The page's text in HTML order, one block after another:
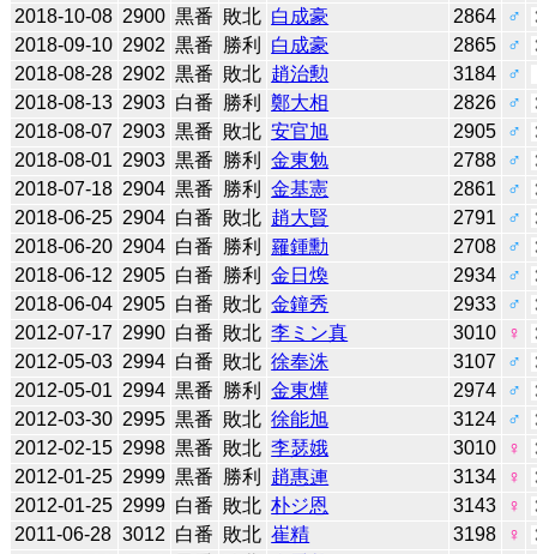
2018-10-08 2900 黒番 敗北 白成豪 2864
♂
2018-09-10 2902 黒番 勝利 白成豪 2865
♂
2018-08-28 2902 黒番 敗北 趙治勲 3184
♂
2018-08-13 2903 白番 勝利 鄭大相 2826
♂
2018-08-07 2903 黒番 敗北 安官旭 2905
♂
2018-08-01 2903 黒番 勝利 金東勉 2788
♂
2018-07-18 2904 黒番 勝利 金基憲 2861
♂
2018-06-25 2904 白番 敗北 趙大賢 2791
♂
2018-06-20 2904 白番 勝利 羅鍾勳 2708
♂
2018-06-12 2905 白番 勝利 金日煥 2934
♂
2018-06-04 2905 白番 敗北 金鐘秀 2933
♂
2012-07-17 2990 白番 敗北 李ミン真 3010
♀
2012-05-03 2994 白番 敗北 徐奉洙 3107
♂
2012-05-01 2994 黒番 勝利 金東燁 2974
♂
2012-03-30 2995 黒番 敗北 徐能旭 3124
♂
2012-02-15 2998 黒番 敗北 李瑟娥 3010
♀
2012-01-25 2999 黒番 勝利 趙惠連 3134
♀
2012-01-25 2999 白番 敗北 朴ジ恩 3143
♀
2011-06-28 3012 白番 敗北 崔精 3198
♀